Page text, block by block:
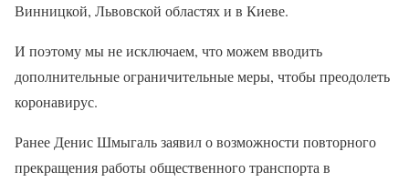
Винницкой, Львовской областях и в Киеве.
И поэтому мы не исключаем, что можем вводить
дополнительные ограничительные меры, чтобы преодолеть
коронавирус.
Ранее Денис Шмыгаль заявил о возможности повторного
прекращения работы общественного транспорта в